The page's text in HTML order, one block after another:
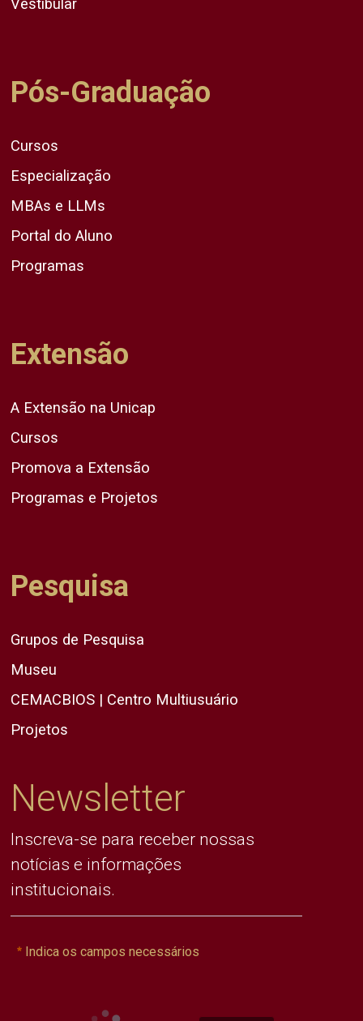
Pós-Graduação
Cursos
Especialização
MBAs e LLMs
Portal do Aluno
Programas
Extensão
A Extensão na Unicap
Cursos
Promova a Extensão
Programas e Projetos
Pesquisa
Grupos de Pesquisa
Museu
CEMACBIOS | Centro Multiusuário
Projetos
Newsletter
Inscreva-se para receber nossas
notícias e informações
institucionais.
Indica os campos necessários